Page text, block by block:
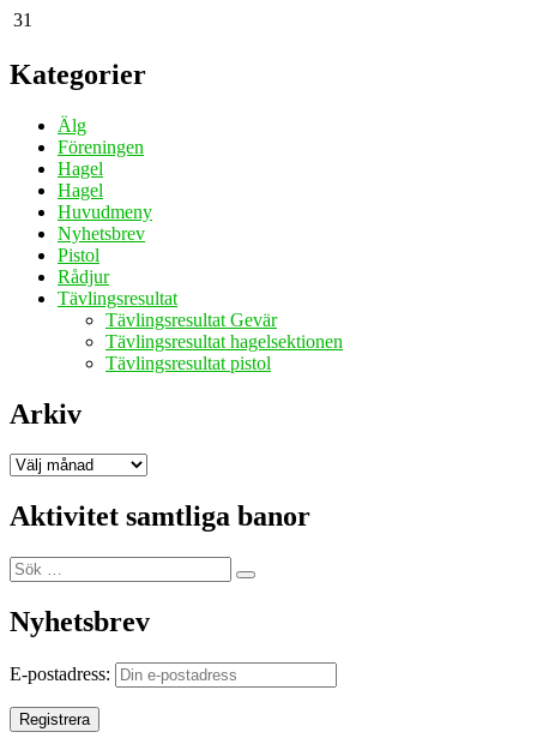
31
Kategorier
Älg
Föreningen
Hagel
Hagel
Huvudmeny
Nyhetsbrev
Pistol
Rådjur
Tävlingsresultat
Tävlingsresultat Gevär
Tävlingsresultat hagelsektionen
Tävlingsresultat pistol
Arkiv
Arkiv
Aktivitet samtliga banor
Sök
efter:
Sök
Nyhetsbrev
E-postadress: